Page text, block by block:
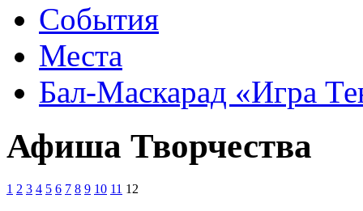
События
Места
Бал-Маскарад «Игра
Афиша Творчества
1 2 3 4 5 6 7 8 9 10 11 12